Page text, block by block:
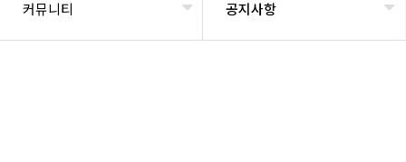
커뮤니티 공지사항